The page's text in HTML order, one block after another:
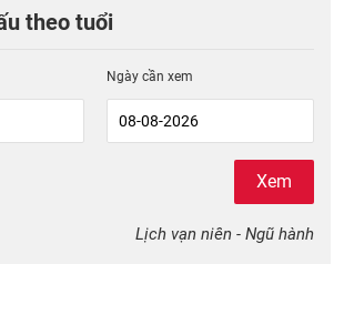
theo tuổi
Ngày cần xem
Xem
Lịch vạn niên - Ngũ hành